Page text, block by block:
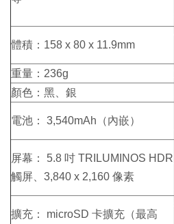
體積：158 x 80 x 11.9mm
重量：236g
顏色：黑、銀
電池： 3,540mAh（內嵌）
屏幕： 5.8 吋 TRILUMINOS HDR
觸屏、3,840 x 2,160 像素
擴充： microSD 卡擴充（最高